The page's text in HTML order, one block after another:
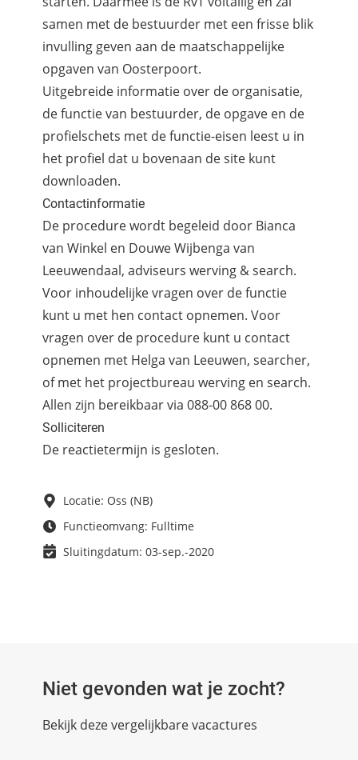
samen met de bestuurder met een frisse blik
invulling geven aan de maatschappelijke
opgaven van Oosterpoort.
Uitgebreide informatie over de organisatie,
de functie van bestuurder, de opgave en de
profielschets met de functie-eisen leest u in
het profiel dat u bovenaan de site kunt
downloaden.
Contactinformatie
De procedure wordt begeleid door Bianca
van Winkel en Douwe Wijbenga van
Leeuwendaal, adviseurs werving & search.
Voor inhoudelijke vragen over de functie
kunt u met hen contact opnemen. Voor
vragen over de procedure kunt u contact
opnemen met Helga van Leeuwen, searcher,
of met het projectbureau werving en search.
Allen zijn bereikbaar via 088-00 868 00.
Solliciteren
De reactietermijn is gesloten.
Locatie: Oss (NB)
Functieomvang: Fulltime
Sluitingdatum: 03-sep.-2020
Niet gevonden wat je zocht?
Bekijk deze vergelijkbare vacactures